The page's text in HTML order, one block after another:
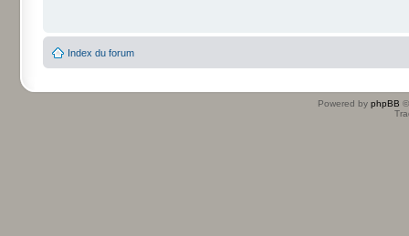
Index du forum
Powered by phpBB